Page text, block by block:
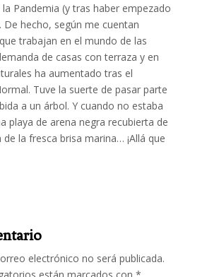
Pandemia (y tras haber empezado
De hecho, según me cuentan
trabajan en el mundo de las
de casas con terraza y en
ha aumentado tras el
Tuve la suerte de pasar parte
a un árbol. Y cuando no estaba
playa de arena negra recubierta de
de la fresca brisa marina… ¡Allá que
electrónico no será publicada.